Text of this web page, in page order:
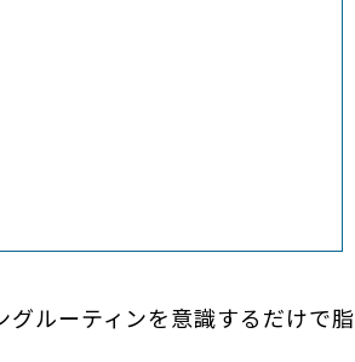
ルーティンを意識するだけで脂